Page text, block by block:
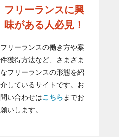
フリーランスに興
味がある人必見！
フリーランスの働き方や案
件獲得方法など、さまざま
なフリーランスの形態を紹
介しているサイトです。お
問い合わせはこちらまでお
願いします。